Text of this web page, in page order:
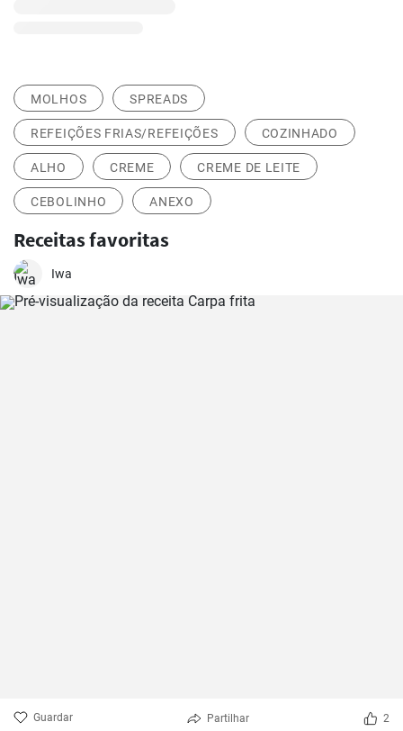
MOLHOS SPREADS
REFEIÇÕES FRIAS/REFEIÇÕES COZINHADO
ALHO CREME CREME DE LEITE
CEBOLINHO ANEXO
Receitas favoritas
Iwa
Guardar Partilhar 2